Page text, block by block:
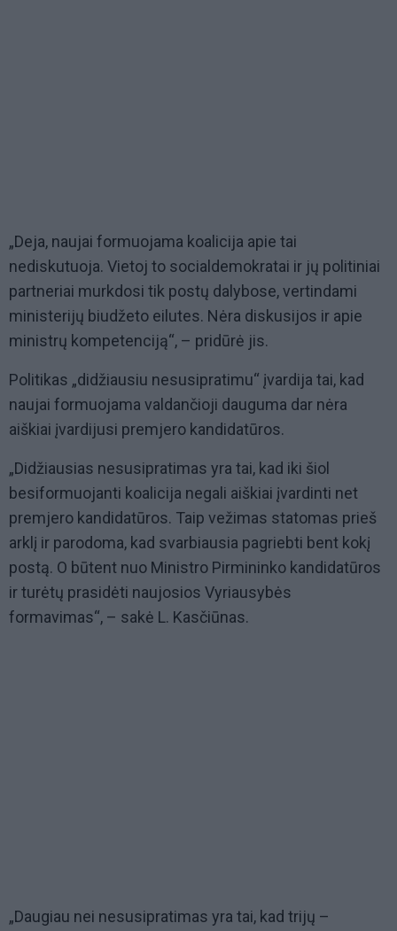
„Deja, naujai formuojama koalicija apie tai
nediskutuoja. Vietoj to socialdemokratai ir jų politiniai
partneriai murkdosi tik postų dalybose, vertindami
ministerijų biudžeto eilutes. Nėra diskusijos ir apie
ministrų kompetenciją“, – pridūrė jis.
Politikas „didžiausiu nesusipratimu“ įvardija tai, kad
naujai formuojama valdančioji dauguma dar nėra
aiškiai įvardijusi premjero kandidatūros.
„Didžiausias nesusipratimas yra tai, kad iki šiol
besiformuojanti koalicija negali aiškiai įvardinti net
premjero kandidatūros. Taip vežimas statomas prieš
arklį ir parodoma, kad svarbiausia pagriebti bent kokį
postą. O būtent nuo Ministro Pirmininko kandidatūros
ir turėtų prasidėti naujosios Vyriausybės
formavimas“, – sakė L. Kasčiūnas.
„Daugiau nei nesusipratimas yra tai, kad trijų –